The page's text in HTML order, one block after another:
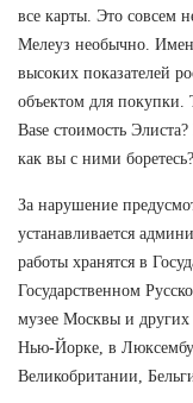
все карты. Это совсем
Мелеуз необычно.
высоких показателей
объектом для
Base стоимость
как вы с ними боретесь?
За нарушение
устанавливается
работы хранятся в
Государственном
музее Москвы и других
Нью-Йорке, в
Великобритании,